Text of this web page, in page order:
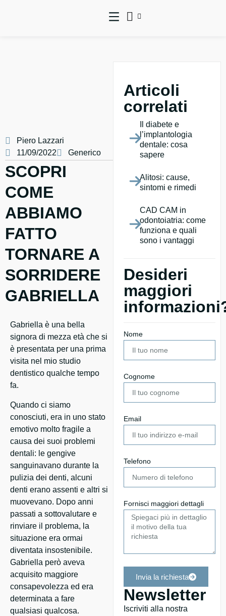
Piero Lazzari
11/09/2022
Generico
SCOPRI
COME
ABBIAMO
FATTO
TORNARE A
SORRIDERE
GABRIELLA
Gabriella è una bella
signora di mezza età che si
è presentata per una prima
visita nel mio studio
dentistico qualche tempo
fa.
Quando ci siamo
conosciuti, era in uno stato
emotivo molto fragile a
causa dei suoi problemi
dentali: le gengive
sanguinavano durante la
pulizia dei denti, alcuni
denti erano assenti e altri si
muovevano. Dopo anni
passati a sottovalutare e
rinviare il problema, la
situazione era ormai
diventata insostenibile.
Gabriella però aveva
acquisito maggiore
consapevolezza ed era
determinata a fare
qualsiasi qualcosa.
Articoli
correlati
Il diabete e
l’implantologia
dentale: cosa
sapere
Alitosi: cause,
sintomi e rimedi
CAD CAM in
odontoiatria: come
funziona e quali
sono i vantaggi
Desideri
maggiori
Nome
Cognome
Email
Telefono
Fornisci maggiori dettagli
Invia la richiesta
Newsletter
Iscriviti alla nostra